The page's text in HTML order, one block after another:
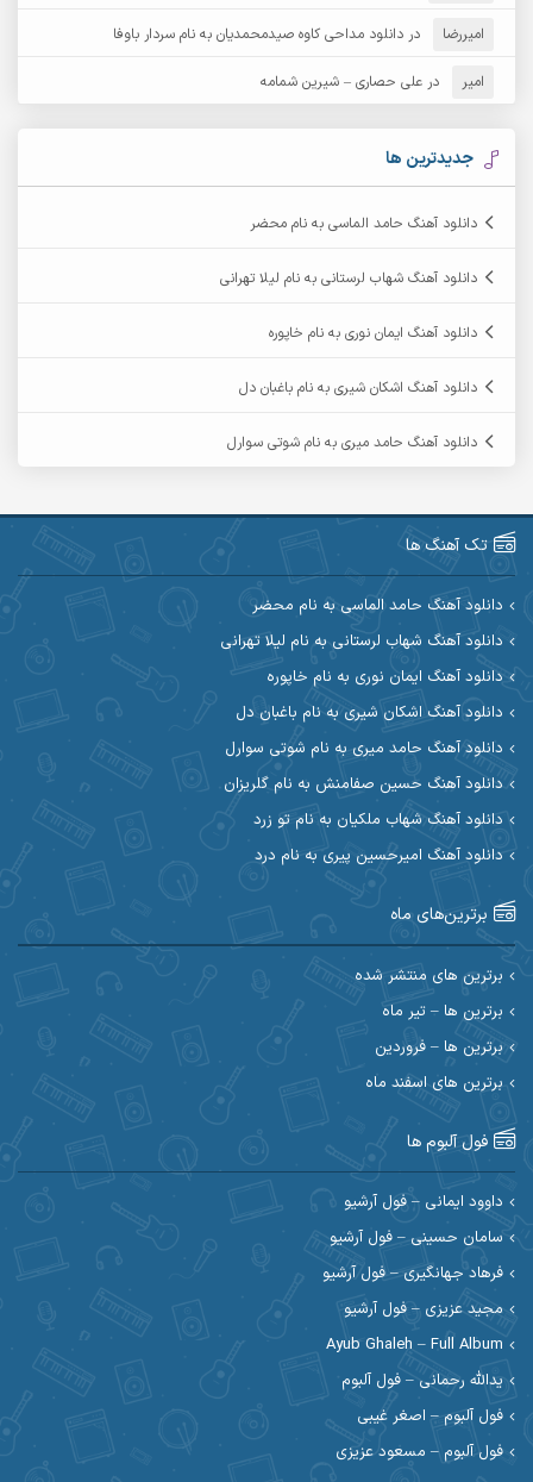
آرش مهرابی آرش نظری
آرشام
آرکاداش
آرین صیادی
آرین مریدی
آوات بوکانی آوات یگانه
آیت احمدنژاد
ابراهیم شمس ابوالحسن جاویدان
ابی حسینی
احسان آیینفر
احسان امیدوار
احسان حیدری احسان دریادل
احسان رمضانی احسان علیانی
احسان کریمی احسان کمری
احسان مرادیان احمد اسلامی
احمد بیرانوند
احمد صحراییان
احمد نازدار احمد نوریان
احمدرضا امرایی
ارسلان منصوری ارسی بند
اسماعیل منتی
امیررضا در دانلود مداحی کاوه صیدمحمدیان به نام سردار باوفا
امیر در علی حصاری – شیرین شمامه
جدیدترین ها
دانلود آهنگ حامد الماسی به نام محضر
دانلود آهنگ شهاب لرستانی به نام لیلا تهرانی
دانلود آهنگ ایمان نوری به نام خاپوره
دانلود آهنگ اشکان شیری به نام باغبان دل
دانلود آهنگ حامد میری به نام شوتی سوارل
تک آهنگ ها
دانلود آهنگ حامد الماسی به نام محضر
دانلود آهنگ شهاب لرستانی به نام لیلا تهرانی
دانلود آهنگ ایمان نوری به نام خاپوره
دانلود آهنگ اشکان شیری به نام باغبان دل
دانلود آهنگ حامد میری به نام شوتی سوارل
دانلود آهنگ حسین صفامنش به نام گلریزان
دانلود آهنگ شهاب ملکیان به نام تو زرد
دانلود آهنگ امیرحسین پیری به نام درد
برترین‌های ماه
برترین های منتشر شده
برترین ها – تیر ماه
برترین ها – فروردین
برترین های اسفند ماه
فول آلبوم ها
داوود ایمانی – فول آرشیو
سامان حسینی – فول آرشیو
فرهاد جهانگیری – فول آرشیو
مجید عزیزی – فول آرشیو
Ayub Ghaleh – Full Album
یدالله رحمانی – فول آلبوم
فول آلبوم – اصغر غیبی
فول آلبوم – مسعود عزیزی